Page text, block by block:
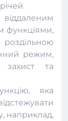
функціями,
режим,
захист та
яка
наприклад,